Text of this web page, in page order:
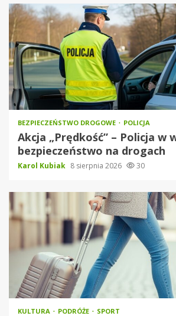
BEZPIECZEŃSTWO DROGOWE POLICJA
Akcja „Prędkość” – Policja w
bezpieczeństwo na drogach
Karol Kubiak 8 sierpnia 2026 30
KULTURA PODRÓŻE SPORT